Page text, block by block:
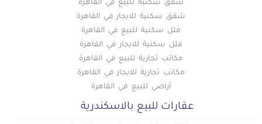
شقق سكنية للبيع في القاهرة
شقق سكنية للايجار في القاهرة
فلل سكنية للبيع في القاهرة
فلل سكنية للايجار في القاهرة
مكاتب تجارية للبيع في القاهرة
مكاتب تجارية للايجار في القاهرة
أراضي للبيع في القاهرة
عقارات للبيع بالاسكندرية